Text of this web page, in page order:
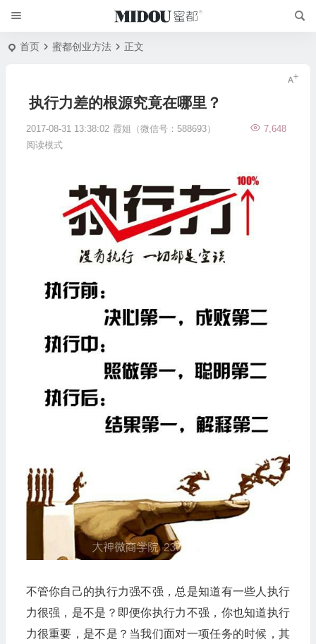
首页 蜜都创业方法 正文
执行力差的根源究竟在哪里？
2017-08-31 13:38:02 霞姐（微信号：588693）
7,648
阅读模式
不管你自己的执行力强不强，总是知道有一些人执行
力很强，是不是？即便你执行力不强，你也知道执行
力很重要，是不是？当我们面对一项任务的时候，其